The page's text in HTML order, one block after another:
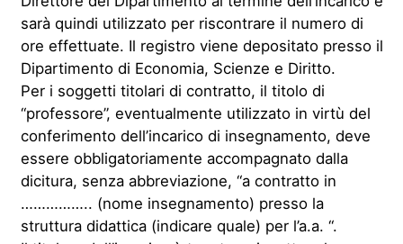
sarà quindi utilizzato per riscontrare il numero di
ore effettuate. Il registro viene depositato presso il
Dipartimento di Economia, Scienze e Diritto.
Per i soggetti titolari di contratto, il titolo di
“professore”, eventualmente utilizzato in virtù del
conferimento dell’incarico di insegnamento, deve
essere obbligatoriamente accompagnato dalla
dicitura, senza abbreviazione, “a contratto in
…………….. (nome insegnamento) presso la
struttura didattica (indicare quale) per l’a.a. “.